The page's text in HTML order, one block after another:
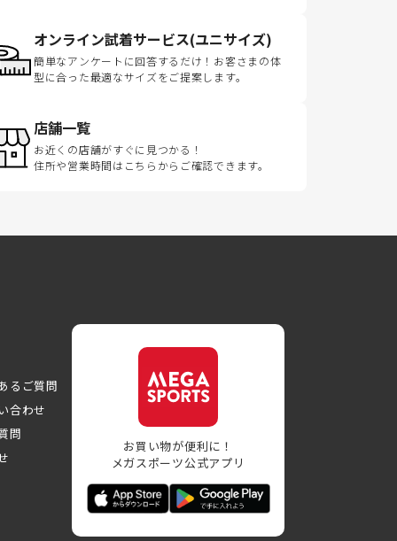
オンライン試着サービス(ユニサイズ)
簡単なアンケートに回答するだけ！お客さまの体
型に合った最適なサイズをご提案します。
店舗一覧
お近くの店舗がすぐに見つかる！
住所や営業時間はこちらからご確認できます。
るご質問
合わせ
問
お買い物が便利に！
メガスポーツ公式アプリ